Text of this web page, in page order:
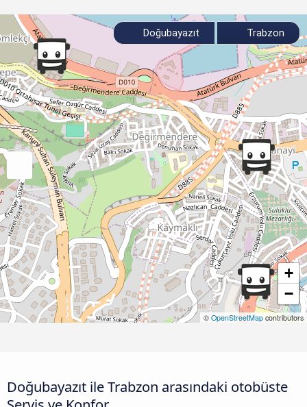
+
−
© OpenStreetMap contributors
Doğubayazıt Trabzon
Doğubayazıt ile Trabzon arasındaki otobüste